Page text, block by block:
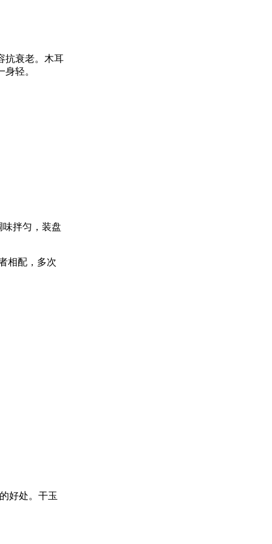
抗衰老。木耳
轻。
拌匀，装盘
相配，多次
好处。干玉